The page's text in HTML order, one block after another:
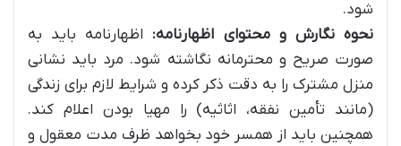
شود.
نحوه نگارش و محتوای اظهارنامه: اظهارنامه باید به
صورت صریح و محترمانه نگاشته شود. مرد باید نشانی
منزل مشترک را به دقت ذکر کرده و شرایط لازم برای زندگی
(مانند تأمین نفقه، اثاثیه) را مهیا بودن اعلام کند.
همچنین باید از همسر خود بخواهد ظرف مدت معقول و